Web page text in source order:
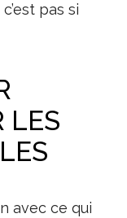
pas si
LES
avec ce qui